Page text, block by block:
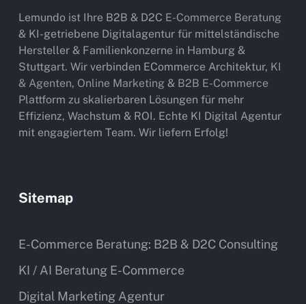
Lemundo ist Ihre B2B & D2C E-Commerce Beratung
& KI-getriebene Digitalagentur für mittelständische
Hersteller & Familienkonzerne in Hamburg &
Stuttgart. Wir verbinden ECommerce Architektur, KI
& Agenten, Online Marketing& B2B E-Commerce
Plattform zu skalierbaren Lösungen für mehr
Effizienz, Wachstum & ROI. Echte KI Digital Agentur
mit engagiertem Team. Wir liefern Erfolg!
Sitemap
E-Commerce Beratung: B2B & D2C Consulting
KI / AI Beratung E-Commerce
Digital Marketing Agentur